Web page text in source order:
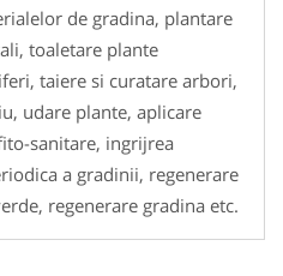
de gradina, plantare
toaletare plante
taiere si curatare arbori,
udare plante, aplicare
sanitare, ingrijrea
a gradinii, regenerare
regenerare gradina etc.